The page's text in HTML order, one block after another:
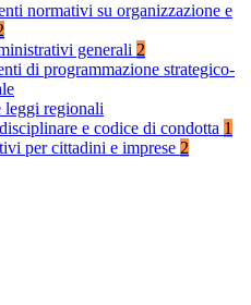
normativi su organizzazione e
generali 2
di programmazione strategico-
leggi regionali
e codice di condotta 1
per cittadini e imprese 2